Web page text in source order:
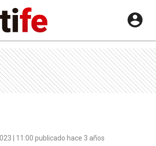
| 11:00 publicado hace 3 años